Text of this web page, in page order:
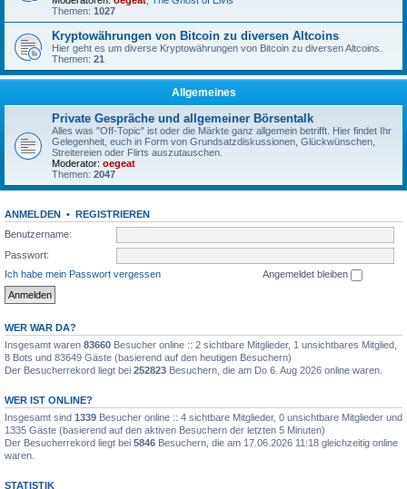
Themen: 1027
Kryptowährungen von Bitcoin zu diversen Altcoins
Hier geht es um diverse Kryptowährungen von Bitcoin zu diversen Altcoins.
Themen: 21
Allgemeines
Private Gespräche und allgemeiner Börsentalk
Alles was "Off-Topic" ist oder die Märkte ganz allgemein betrifft. Hier findet Ihr
Gelegenheit, euch in Form von Grundsatzdiskussionen, Glückwünschen,
Streitereien oder Flirts auszutauschen.
Moderator: oegeat
Themen: 2047
ANMELDEN • REGISTRIEREN
Benutzername:
Passwort:
Ich habe mein Passwort vergessen
Angemeldet bleiben
WER WAR DA?
Insgesamt waren 83660 Besucher online :: 2 sichtbare Mitglieder, 1 unsichtbares Mitglied,
8 Bots und 83649 Gäste (basierend auf den heutigen Besuchern)
Der Besucherrekord liegt bei 252823 Besuchern, die am Do 6. Aug 2026 online waren.
WER IST ONLINE?
Insgesamt sind 1339 Besucher online :: 4 sichtbare Mitglieder, 0 unsichtbare Mitglieder und
1335 Gäste (basierend auf den aktiven Besuchern der letzten 5 Minuten)
Der Besucherrekord liegt bei 5846 Besuchern, die am 17.06.2026 11:18 gleichzeitig online
waren.
STATISTIK